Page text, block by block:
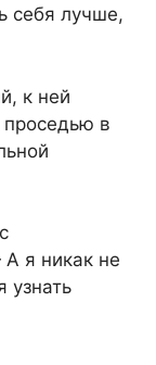
себя лучше,
к ней
в
я никак не
узнать